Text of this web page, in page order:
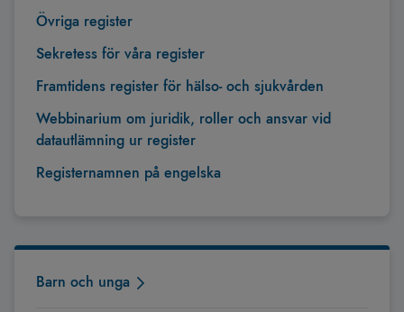
Övriga register
Sekretess för våra register
Framtidens register för hälso- och sjukvården
Webbinarium om juridik, roller och ansvar vid
datautlämning ur register
Registernamnen på engelska
Barn och unga